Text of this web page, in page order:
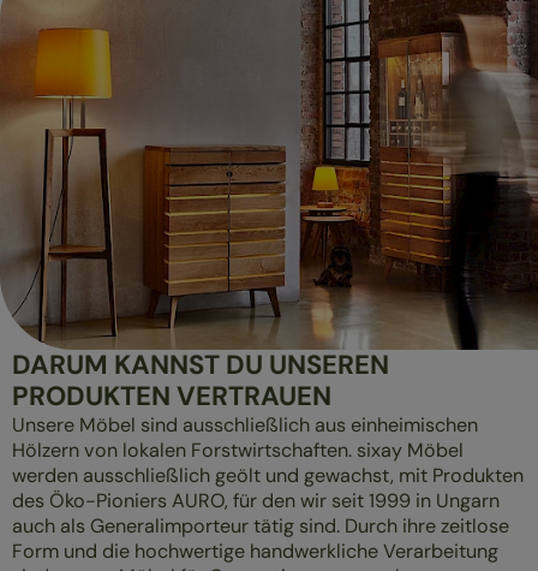
DARUM KANNST DU UNSEREN
PRODUKTEN VERTRAUEN
Unsere Möbel sind ausschließlich aus einheimischen
Hölzern von lokalen Forstwirtschaften. sixay Möbel
werden ausschließlich geölt und gewachst, mit Produkten
des Öko-Pioniers AURO, für den wir seit 1999 in Ungarn
auch als Generalimporteur tätig sind. Durch ihre zeitlose
Form und die hochwertige handwerkliche Verarbeitung